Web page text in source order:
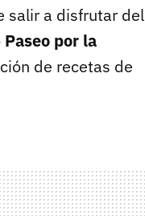
salir a disfrutar del
Paseo por la
de recetas de